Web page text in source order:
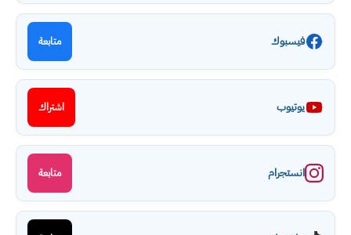
فيسبوك متابعة
يوتيوب اشتراك
انستجرام متابعة